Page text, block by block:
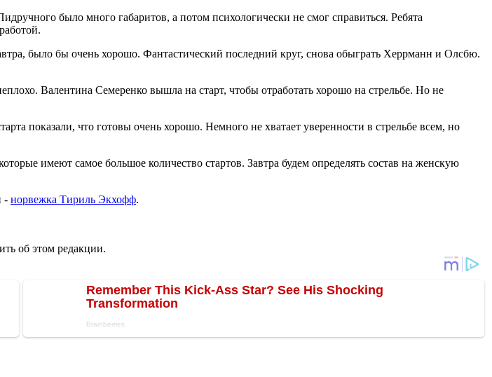
было много габаритов, а потом психологически не смог справиться. Ребята
было бы очень хорошо. Фантастический последний круг, снова обыграть Херрманн и Олсбю.
Валентина Семеренко вышла на старт, чтобы отработать хорошо на стрельбе. Но не
показали, что готовы очень хорошо. Немного не хватает уверенности в стрельбе всем, но
имеют самое большое количество стартов. Завтра будем определять состав на женскую
- норвежка Тириль Экхофф.
об этом редакции.